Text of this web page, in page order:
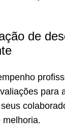
de
para
melhoria.